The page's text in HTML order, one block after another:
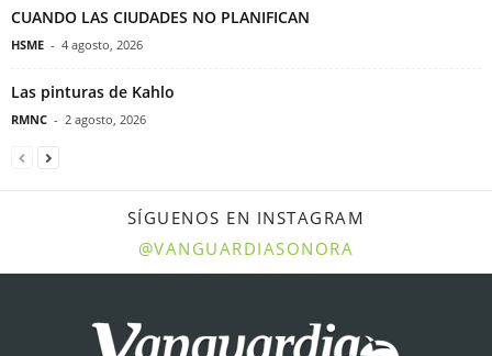
CUANDO LAS CIUDADES NO PLANIFICAN
HSME - 4 agosto, 2026
Las pinturas de Kahlo
RMNC - 2 agosto, 2026
SÍGUENOS EN INSTAGRAM
@VANGUARDIASONORA